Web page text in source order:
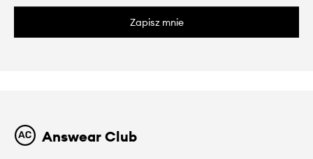
Zapisz mnie
Answear Club